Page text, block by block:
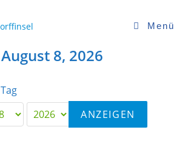
Menü
August 8, 2026
Tag